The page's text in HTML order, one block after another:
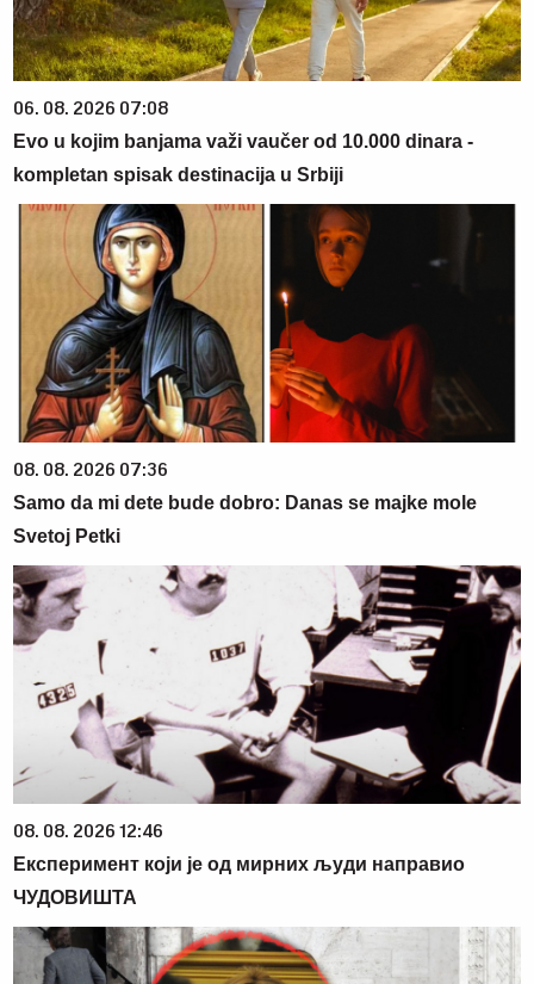
06. 08. 2026 07:08
Evo u kojim banjama važi vaučer od 10.000 dinara -
kompletan spisak destinacija u Srbiji
08. 08. 2026 07:36
Samo da mi dete bude dobro: Danas se majke mole
Svetoj Petki
08. 08. 2026 12:46
Експеримент који је од мирних људи направио
ЧУДОВИШТА